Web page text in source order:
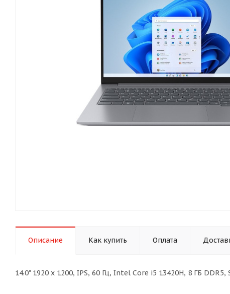
Описание Как купить Оплата
14.0" 1920 x 1200, IPS, 60 Гц, Intel Core i5 13420H, 8 ГБ